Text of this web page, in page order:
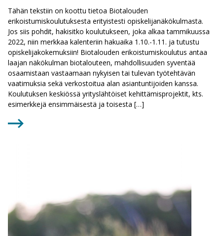
Tähän tekstiin on koottu tietoa Biotalouden
erikoistumiskoulutuksesta erityistesti opiskelijanäkökulmasta.
Jos siis pohdit, hakisitko koulutukseen, joka alkaa tammikuussa
2022, niin merkkaa kalenteriin hakuaika 1.10.-1.11. ja tutustu
opiskelijakokemuksiin! Biotalouden erikoistumiskoulutus antaa
laajan näkökulman biotalouteen, mahdollisuuden syventää
osaamistaan vastaamaan nykyisen tai tulevan työtehtävän
vaatimuksia sekä verkostoitua alan asiantuntijoiden kanssa.
Koulutuksen keskiössä yrityslähtöiset kehittämisprojektit, kts.
esimerkkejä ensimmäisestä ja toisesta […]